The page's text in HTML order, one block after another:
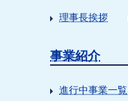
理事長挨拶
事業紹介
進行中事業一覧